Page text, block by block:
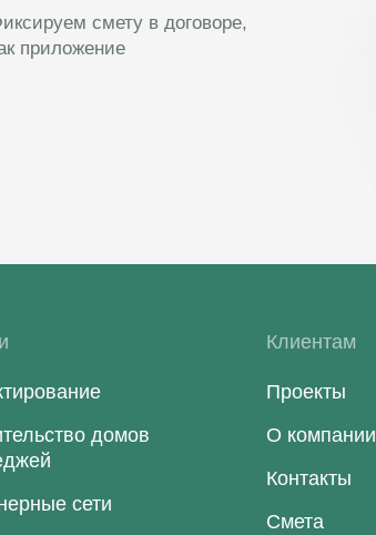
смету в договоре,
приложение
домов
сети
Клиентам
Проекты
О компании
Контакты
Смета